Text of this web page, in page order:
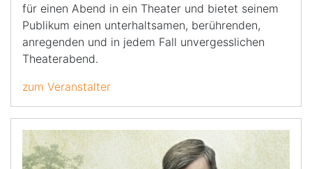
für einen Abend in ein Theater und bietet seinem
Publikum einen unterhaltsamen, berührenden,
anregenden und in jedem Fall unvergesslichen
Theaterabend.
zum Veranstalter